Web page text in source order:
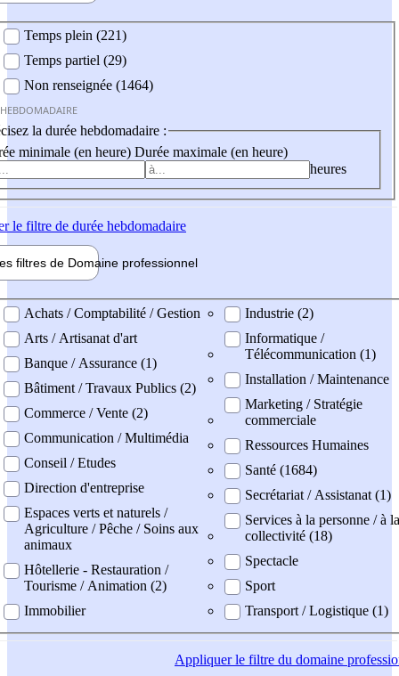
Temps plein (221)
Temps partiel (29)
Non renseignée (1464)
la durée hebdomadaire :
minimale (en heure) Durée maximale (en heure)
heures
le filtre de durée hebdomadaire
filtres de Domaine professionnel
professionel
Achats / Comptabilité / Gestion
Arts / Artisanat d'art
Banque / Assurance (1)
Bâtiment / Travaux Publics (2)
Commerce / Vente (2)
Communication / Multimédia
Conseil / Etudes
Direction d'entreprise
Espaces verts et naturels /
Agriculture / Pêche / Soins aux
animaux
Hôtellerie - Restauration /
Tourisme / Animation (2)
Immobilier
Industrie (2)
Informatique /
Télécommunication (1)
Installation / Maintenance
Marketing / Stratégie
commerciale
Ressources Humaines
Santé (1684)
Secrétariat / Assistanat (1)
Services à la personne / à la
collectivité (18)
Spectacle
Sport
Transport / Logistique (1)
Appliquerle filtre du domaine